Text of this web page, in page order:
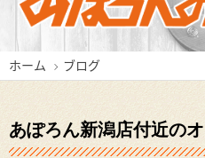
ホーム ブログ
あぽろん新潟店付近の